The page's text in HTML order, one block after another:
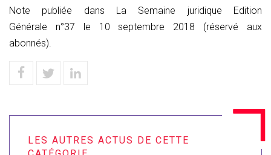
Note publiée dans La Semaine juridique Edition
Générale n°37 le 10 septembre 2018 (réservé aux
abonnés).